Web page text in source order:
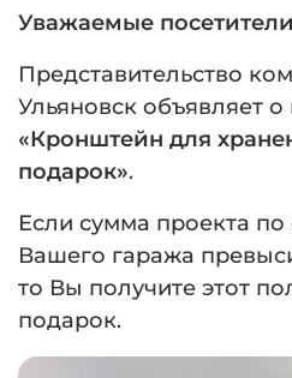
Уважаемые
Представительство
Ульяновск объявляет
«Кронштейн для
подарок».
Если сумма проекта по
Вашего гаража
то Вы получите этот
подарок.